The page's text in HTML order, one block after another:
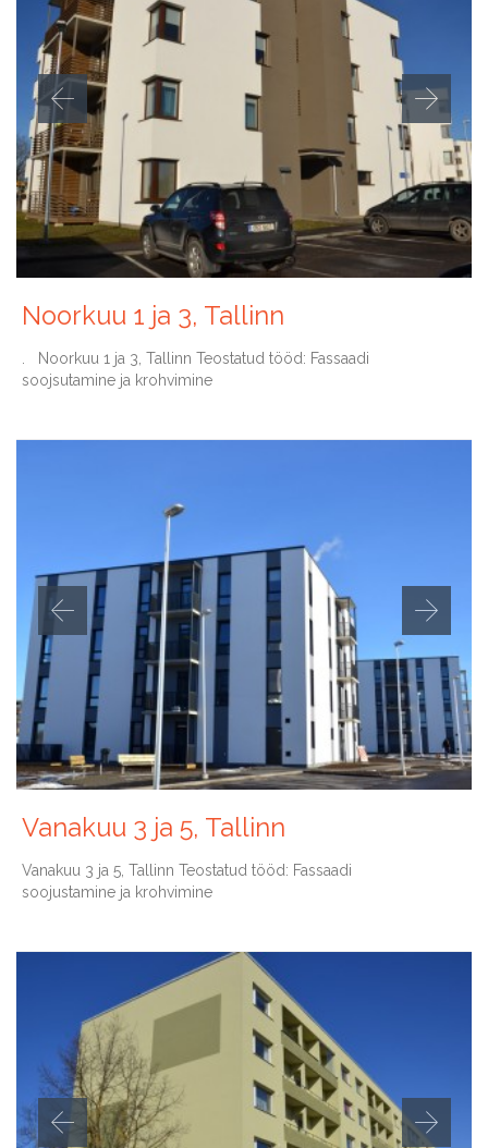
Noorkuu 1 ja 3, Tallinn
. Noorkuu 1 ja 3, Tallinn Teostatud tööd: Fassaadi
soojsutamine ja krohvimine
Vanakuu 3 ja 5, Tallinn
Vanakuu 3 ja 5, Tallinn Teostatud tööd: Fassaadi
soojustamine ja krohvimine